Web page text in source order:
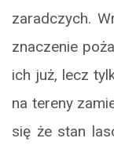
zaradczych.
znaczenie
ich już, lecz
na tereny
się że stan